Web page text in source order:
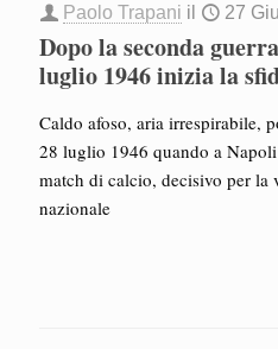
Paolo Trapani il 27
Dopo la seconda
luglio 1946 inizia la
Caldo afoso, aria irrespirabile,
28 luglio 1946 quando a
match di calcio, decisivo per la
nazionale